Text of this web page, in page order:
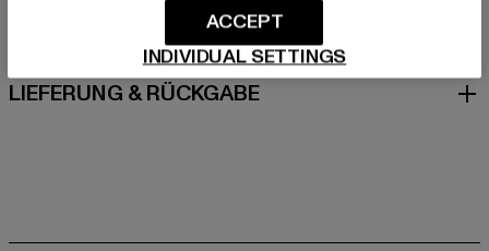
PFLEGEHINWEISE
LIEFERUNG & RÜCKGABE
INDIVIDUAL SETTINGS
ACCEPT